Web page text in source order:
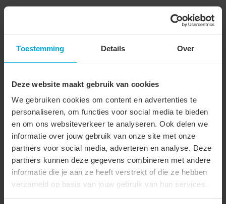
Toestemming Details Over
Deze website maakt gebruik van cookies
We gebruiken cookies om content en advertenties te
personaliseren, om functies voor social media te bieden
en om ons websiteverkeer te analyseren. Ook delen we
informatie over jouw gebruik van onze site met onze
partners voor social media, adverteren en analyse. Deze
partners kunnen deze gegevens combineren met andere
informatie die je aan ze heeft verstrekt of die ze hebben
verzameld op basis van jouw gebruik van hun services.
Technische gegevens
Onderdeel serie
Connectoren
Type connector
RJ45
Type aansluiting
Stekker
Connectortype
RJ45 8(8)